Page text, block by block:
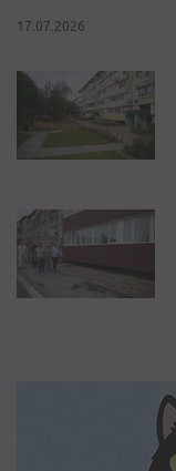
17.07.2026